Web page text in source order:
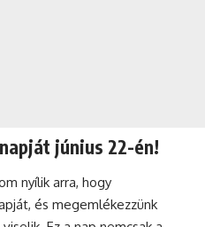
június 22-én!
nyílik arra, hogy
és megemlékezzünk